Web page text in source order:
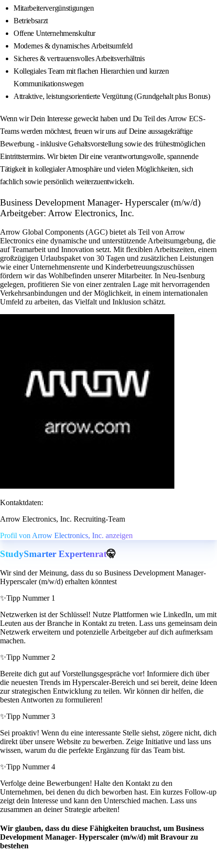
Mitarbeitervergünstigungen
Betriebsarzt
Offene Unternehmenskultur
Modernes & dynamisches Arbeitsumfeld
Sicheres & vertrauensvolles Arbeitsverhältnis
Kollegiales Team mit flachen Hierarchien und kurzen
Kommunikationswegen
Attraktive, leistungsorientierte Vergütung (Grundgehalt plus Bonus)
Wenn wir Dein Interesse geweckt haben und Du Teil des Arrow ECS-
Teams werden möchtest, freuen wir uns auf Deine aussagekräftige
Bewerbung - inklusive Gehaltsvorstellung sowie des frühestmöglichen
Eintrittstermins. Wir bieten Dir eine verantwortungsvolle, spannende
Tätigkeit in kollegialer Atmosphäre und vielen Möglichkeiten, sich
fachlich sowie persönlich weiterzuentwickeln.
Business Development Manager- Hyperscaler (m/w/d)
Arbeitgeber: Arrow Electronics, Inc.
Arrow Global Components (AGC) bietet als Teil von Arrow
Electronics eine dynamische und unterstützende Arbeitsumgebung, die
auf Teamarbeit und Innovation setzt. Mit flexiblen Arbeitszeiten, einem
großzügigen Urlaubspaket von 30 Tagen und zusätzlichen Leistungen
wie einer Unternehmensrente und Kinderbetreuungszuschüssen
fördern wir das Wohlbefinden unserer Mitarbeiter. In Neu-Isenburg
gelegen, profitieren Sie von einer zentralen Lage mit hervorragenden
Verkehrsanbindungen und der Möglichkeit, in einem internationalen
Umfeld zu arbeiten, das Vielfalt und Inklusion schätzt.
Kontaktdaten:
Arrow Electronics, Inc. Recruiting-Team
Profil von Arrow Electronics, Inc. anzeigen
StudySmarter Expertenrat🤫
Wir sind der Meinung, dass du so Business Development Manager-
Hyperscaler (m/w/d) erhalten könntest
✨Tipp Nummer 1
Netzwerken ist der Schlüssel! Nutze Plattformen wie LinkedIn, um mit
Leuten aus der Branche in Kontakt zu treten. Lass uns gemeinsam dein
Netzwerk erweitern und potenzielle Arbeitgeber auf dich aufmerksam
machen.
✨Tipp Nummer 2
Bereite dich gut auf Vorstellungsgespräche vor! Informiere dich über
die neuesten Trends im Hyperscaler-Bereich und sei bereit, deine Ideen
zur strategischen Entwicklung zu teilen. Wir können dir helfen, die
besten Antworten zu formulieren!
✨Tipp Nummer 3
Sei proaktiv! Wenn du eine interessante Stelle siehst, zögere nicht, dich
direkt über unsere Website zu bewerben. Zeige Initiative und lass uns
wissen, warum du die perfekte Ergänzung für das Team bist.
✨Tipp Nummer 4
Verfolge deine Bewerbungen! Halte den Kontakt zu den
Unternehmen, bei denen du dich beworben hast. Ein kurzes Follow-up
zeigt dein Interesse und kann den Unterschied machen. Lass uns
zusammen an deiner Strategie arbeiten!
Wir glauben, dass du diese Fähigkeiten brauchst, um Business
Development Manager- Hyperscaler (m/w/d) mit Bravour zu
bestehen